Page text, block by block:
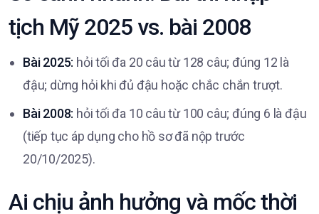
tịch Mỹ 2025 vs. bài 2008
Bài 2025: hỏi tối đa 20 câu từ 128 câu; đúng 12 là
đậu; dừng hỏi khi đủ đậu hoặc chắc chắn trượt.
Bài 2008: hỏi tối đa 10 câu từ 100 câu; đúng 6 là đậu
(tiếp tục áp dụng cho hồ sơ đã nộp trước
20/10/2025).
Ai chịu ảnh hưởng và mốc thời